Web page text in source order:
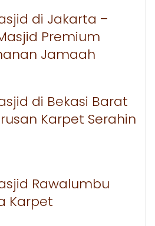
di Jakarta –
Premium
Jamaah
di Bekasi Barat
Karpet Serahin
Rawalumbu
Karpet